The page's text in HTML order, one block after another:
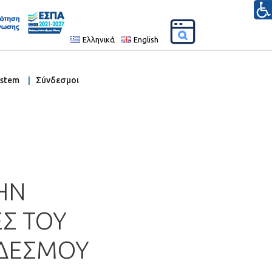
Ελληνικά English
Σύνδεσμοι
ΤΟΥ